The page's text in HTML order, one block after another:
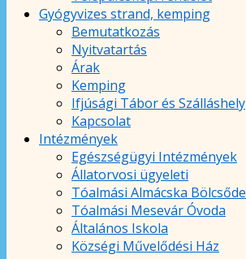
Gyógyvizes strand, kemping
Bemutatkozás
Nyitvatartás
Árak
Kemping
Ifjúsági Tábor és Szálláshely
Kapcsolat
Intézmények
Egészségügyi Intézmények
Állatorvosi ügyeleti
Tóalmási Almácska Bölcsőde
Tóalmási Mesevár Óvoda
Általános Iskola
Községi Művelődési Ház